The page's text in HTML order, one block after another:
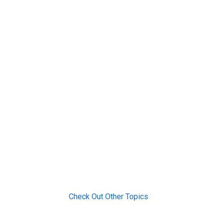
Check Out Other Topics